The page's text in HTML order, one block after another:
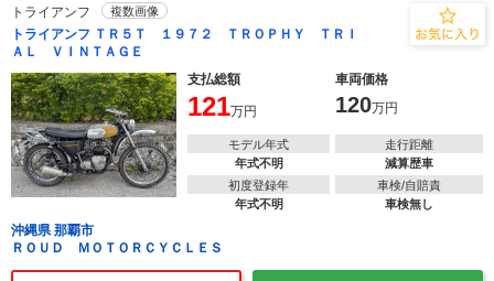
トライアンフ 複数画像
トライアンフ ＴＲ５Ｔ １９７２ ＴＲＯＰＨＹ ＴＲＩ
ＡＬ ＶＩＮＴＡＧＥ
支払総額
車両価格
121万円 120万円
モデル年式
年式不明
走行距離
減算歴車
初度登録年
年式不明
車検/自賠責
車検無し
沖縄県 那覇市
ＲＯＵＤ ＭＯＴＯＲＣＹＣＬＥＳ